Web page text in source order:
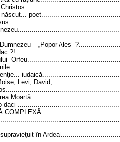
– „Popor Ales”
Levi, David,
în